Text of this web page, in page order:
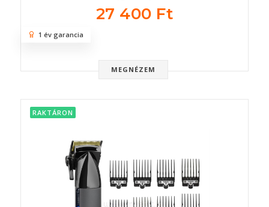
27 400 Ft
MEGNÉZEM
1 év garancia
RAKTÁRON